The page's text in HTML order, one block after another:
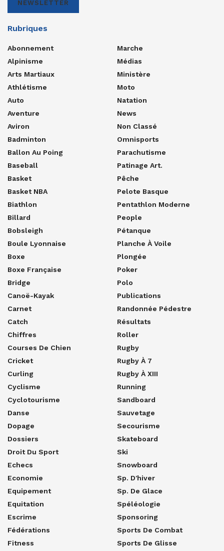
NEWSLETTER
Rubriques
Abonnement
Alpinisme
Arts Martiaux
Athlétisme
Auto
Aventure
Aviron
Badminton
Ballon Au Poing
Baseball
Basket
Basket NBA
Biathlon
Billard
Bobsleigh
Boule Lyonnaise
Boxe
Boxe Française
Bridge
Canoë-Kayak
Carnet
Catch
Chiffres
Courses De Chien
Cricket
Curling
Cyclisme
Cyclotourisme
Danse
Dopage
Dossiers
Droit Du Sport
Echecs
Economie
Equipement
Equitation
Escrime
Fédérations
Fitness
Marche
Médias
Ministère
Moto
Natation
News
Non Classé
Omnisports
Parachutisme
Patinage Art.
Pêche
Pelote Basque
Pentathlon Moderne
People
Pétanque
Planche À Voile
Plongée
Poker
Polo
Publications
Randonnée Pédestre
Résultats
Roller
Rugby
Rugby À 7
Rugby À XIII
Running
Sandboard
Sauvetage
Secourisme
Skateboard
Ski
Snowboard
Sp. D'hiver
Sp. De Glace
Spéléologie
Sponsoring
Sports De Combat
Sports De Glisse